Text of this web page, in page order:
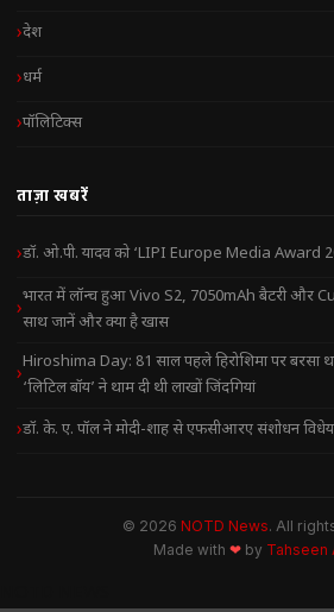
देश
धर्म
पॉलिटिक्स
ताज़ा खबरें
डॉ. ओ.पी. यादव को ‘LIPI Europe Media Award
भारत में लॉन्च हुआ Vivo S2, 7050mAh बैटरी और
साथ जानें और क्या है खास
Hiroshima Day: 81 साल पहले हिरोशिमा पर बरसा
‘लिटिल बॉय’ ने थाम दी थी लाखों जिंदगियां
डॉ. के. ए. पॉल ने मोदी-शाह से एफसीआरए संशोधन
© 2026 NOTD News. All
Made with ❤ by Tahseen